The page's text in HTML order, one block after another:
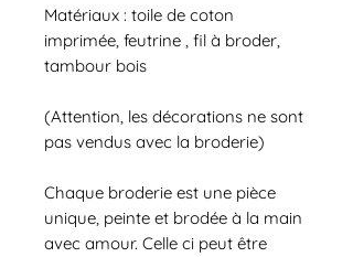
Matériaux : toile de coton
imprimée, feutrine , fil à broder,
tambour bois
(Attention, les décorations ne sont
pas vendus avec la broderie)
Chaque broderie est une pièce
unique, peinte et brodée à la main
avec amour. Celle ci peut être
Translate
FRFrench· Français
DE · Deutsch